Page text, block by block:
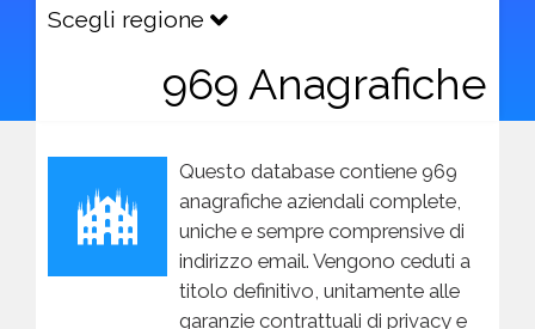
Scegli regione
969 Anagrafiche
Questo database contiene 969
anagrafiche aziendali complete,
uniche e sempre comprensive di
indirizzo email. Vengono ceduti a
titolo definitivo, unitamente alle
garanzie contrattuali di privacy e